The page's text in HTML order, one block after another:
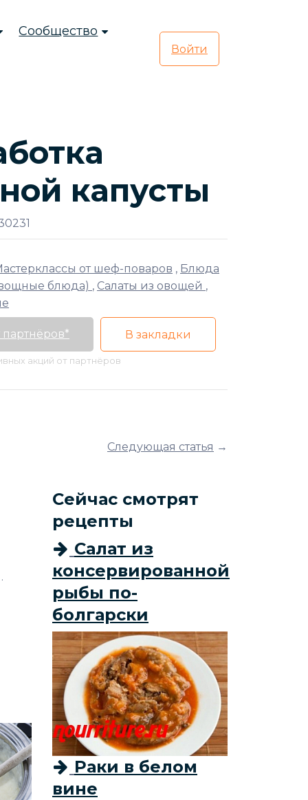
Сообщество
Войти
капусты
от шеф-поваров , Блюда
блюда) , Салаты из овощей ,
В закладки
акций от партнёров
Следующая статья →
Сейчас смотрят
рецепты
Салат из
консервированной
рыбы по-
болгарски
Раки в белом
вине